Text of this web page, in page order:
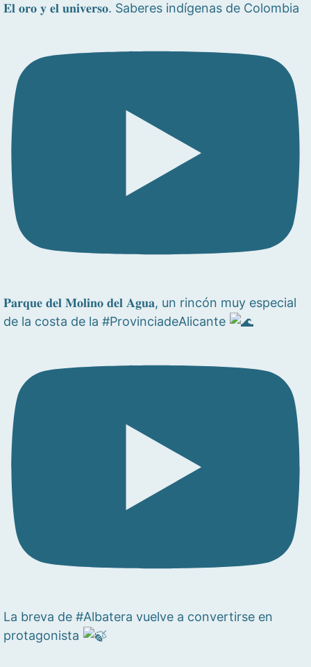
𝐄𝐥 𝐨𝐫𝐨 𝐲 𝐞𝐥 𝐮𝐧𝐢𝐯𝐞𝐫𝐬𝐨. Saberes indígenas de Colombia
𝐏𝐚𝐫𝐪𝐮𝐞 𝐝𝐞𝐥 𝐌𝐨𝐥𝐢𝐧𝐨 𝐝𝐞𝐥 𝐀𝐠𝐮𝐚, un rincón muy especial
de la costa de la #ProvinciadeAlicante
La breva de #Albatera vuelve a convertirse en
protagonista